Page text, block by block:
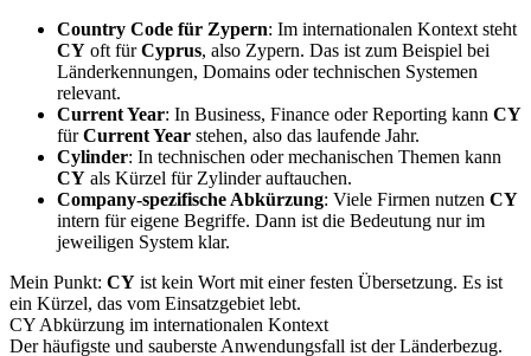
Country Code für Zypern: Im internationalen Kontext steht
CY oft fürCyprus, also Zypern. Das ist zum Beispiel bei
Länderkennungen, Domains oder technischen Systemen
relevant.
Current Year: In Business, Finance oder Reporting kann CY
fürCurrent Year stehen, also das laufende Jahr.
Cylinder: In technischen oder mechanischen Themen kann
CY als Kürzel für Zylinder auftauchen.
Company-spezifische Abkürzung: Viele Firmen nutzen CY
intern für eigene Begriffe. Dann ist die Bedeutung nur im
jeweiligen System klar.
Mein Punkt: CY ist kein Wort mit einer festen Übersetzung. Es ist
ein Kürzel, das vom Einsatzgebiet lebt.
CY Abkürzung im internationalen Kontext
Der häufigste und sauberste Anwendungsfall ist der Länderbezug.